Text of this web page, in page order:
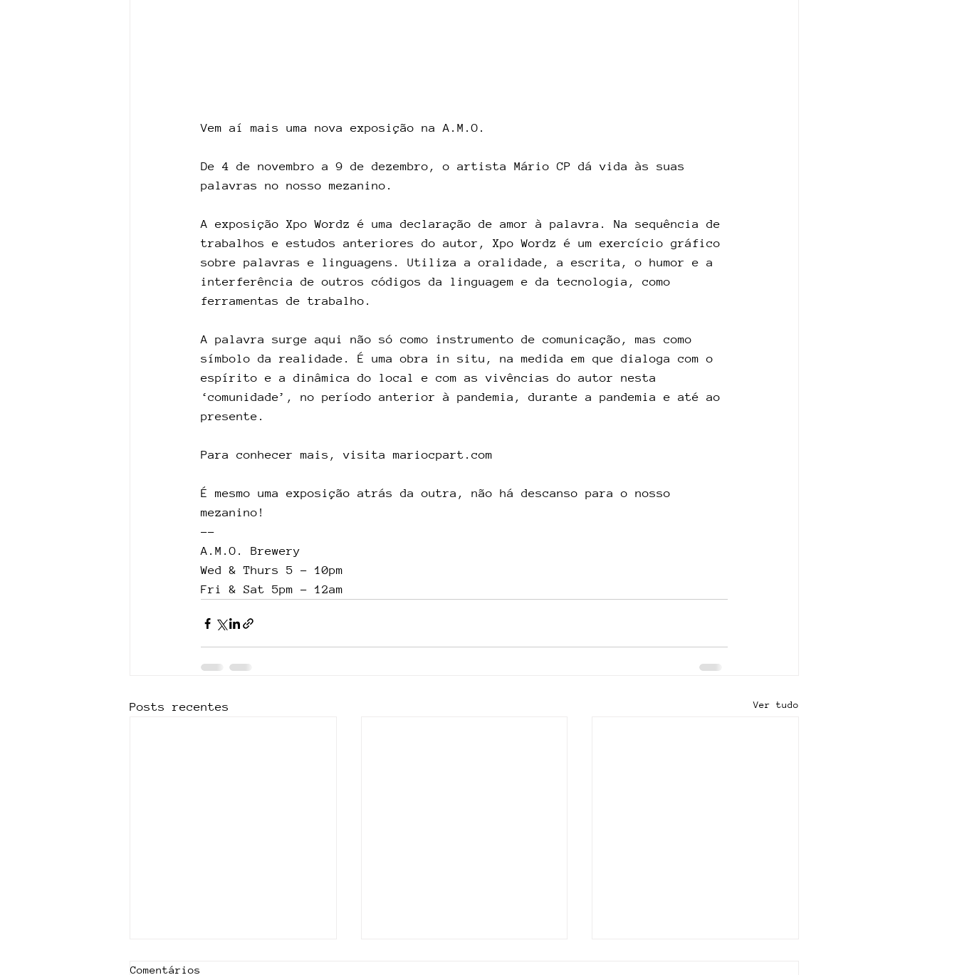
Vem aí mais uma nova exposição na A.M.O.
De 4 de novembro a 9 de dezembro, o artista Mário CP dá vida às suas
palavras no nosso mezanino.
A exposição Xpo Wordz é uma declaração de amor à palavra. Na sequência de
trabalhos e estudos anteriores do autor, Xpo Wordz é um exercício gráfico
sobre palavras e linguagens. Utiliza a oralidade, a escrita, o humor e a
interferência de outros códigos da linguagem e da tecnologia, como
ferramentas de trabalho.
A palavra surge aqui não só como instrumento de comunicação, mas como
símbolo da realidade. É uma obra in situ, na medida em que dialoga com o
espírito e a dinâmica do local e com as vivências do autor nesta
‘comunidade’, no período anterior à pandemia, durante a pandemia e até ao
presente.
Para conhecer mais, visita mariocpart.com
É mesmo uma exposição atrás da outra, não há descanso para o nosso
mezanino!
--
A.M.O. Brewery
Wed & Thurs 5 - 10pm
Fri & Sat 5pm - 12am
Posts recentes Ver tudo
Comentários